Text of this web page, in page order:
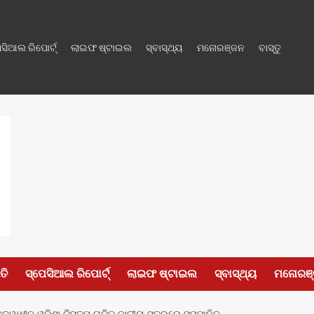
ରିପୋର୍ଟ୍ ଲାଇଫ ଷ୍ଟାଇଲ ସ୍ବାସ୍ଥ୍ୟ ମନୋରଞ୍ଜନ ବାସ୍ତୁ
ସ୍ପେସିଆଲ ରିପୋର୍ଟ୍ ଲାଇଫ ଷ୍ଟାଇଲ ସ୍ବାସ୍ଥ୍ୟ